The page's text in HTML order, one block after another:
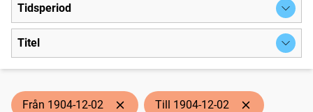
Tidsperiod
Titel
Från 1904-12-02 Till 1904-12-02